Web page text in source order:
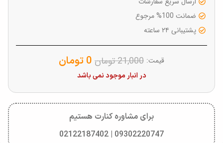
ضمانت 100% مرجوع
پشتیبانی ۲۴ ساعته
قیمت: 21,000تومان 0 تومان
در انبار موجود نمی باشد
برای مشاوره کنارت هستیم
09302220747 | 02122187402